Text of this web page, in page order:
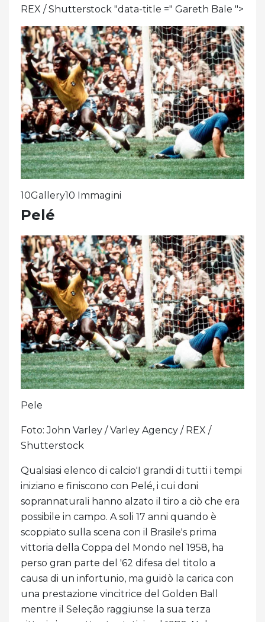
REX / Shutterstock "data-title =" Gareth Bale ">
10Gallery10 Immagini
Pelé
Pele
Foto: John Varley / Varley Agency / REX /
Shutterstock
Qualsiasi elenco di calcio'I grandi di tutti i tempi
iniziano e finiscono con Pelé, i cui doni
soprannaturali hanno alzato il tiro a ciò che era
possibile in campo. A soli 17 anni quando è
scoppiato sulla scena con il Brasile's prima
vittoria della Coppa del Mondo nel 1958, ha
perso gran parte del '62 difesa del titolo a
causa di un infortunio, ma guidò la carica con
una prestazione vincitrice del Golden Ball
mentre il Seleção raggiunse la sua terza